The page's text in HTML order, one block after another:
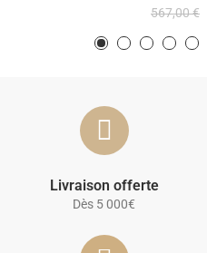
567,00 €
Livraison offerte
Dès 5 000€